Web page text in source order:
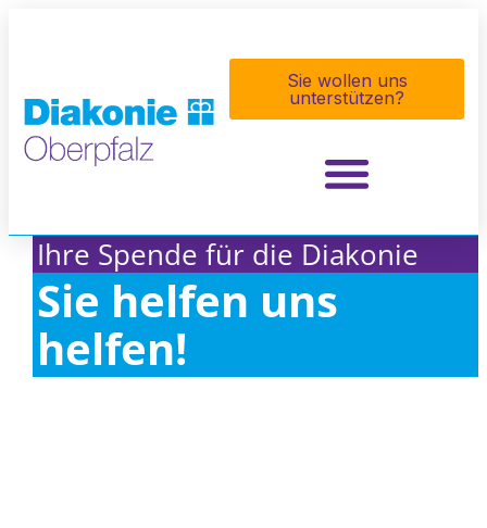
Sie wollen uns
unterstützen?
Ihre Spende für die Diakonie
Sie helfen uns
helfen!